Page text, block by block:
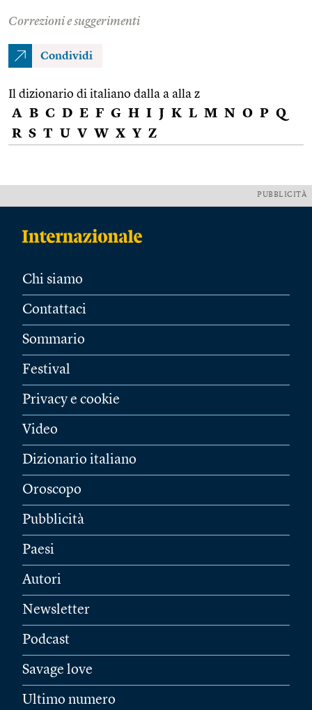
Correzioni e suggerimenti
Condividi
Il dizionario di italiano dalla a alla z
A B C D E F G H I J K L M N O P Q
R S T U V W X Y Z
PUBBLICITÀ
Chi siamo
Contattaci
Sommario
Festival
Privacy e cookie
Video
Dizionario italiano
Oroscopo
Pubblicità
Paesi
Autori
Newsletter
Podcast
Savage love
Ultimo numero